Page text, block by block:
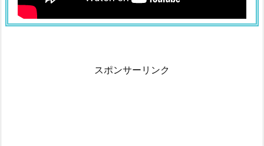
スポンサーリンク